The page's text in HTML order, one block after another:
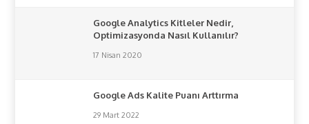
Google Analytics Kitleler Nedir,
Optimizasyonda Nasıl Kullanılır?
17 Nisan 2020
Google Ads Kalite Puanı Arttırma
29 Mart 2022